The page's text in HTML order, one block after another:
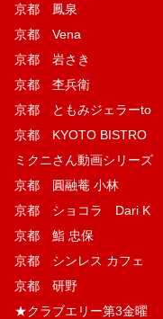
京都 鳳泉
京都 Vena
京都 岩さき
京都 杢兵衛
京都 ともみジェラーto
京都 KYOTO BISTRO
ミクニさん動画シリーズ
京都 圓融菴 小林
京都 ショコラ Dari K
京都 鮨 忠保
京都 シンレス カフェ
京都 研野
★クラブエリー第3金曜